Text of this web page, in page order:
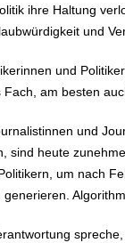
ihre Haltung
und
und
am besten
und
sind heute
um nach